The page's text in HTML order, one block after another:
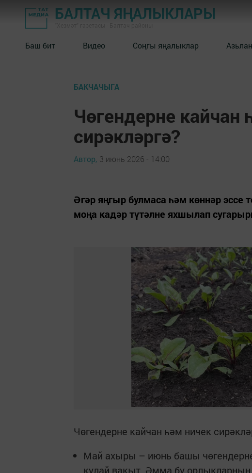
БАЛТАЧ ЯҢАЛЫКЛАРЫ
Баш бит Видео Соңгы яңалыклар
БАКЧАЧЫГА
Чөгендерне кайчан
сирәкләргә?
Автор, 3 июнь 2026 - 14:00
Әгәр яңгыр булмаса һәм көннәр эссе
моңа кадәр түтәлне яхшылап
Чөгендерне кайчан һәм ничек
Май ахыры – июнь башы
кулай вакыт. Әмма бу орлыкларның